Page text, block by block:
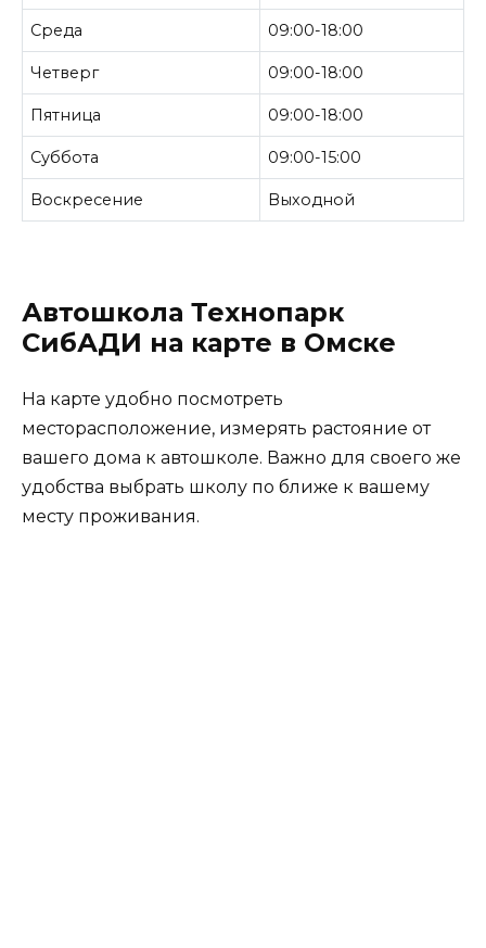
Среда 09:00-18:00
Четверг 09:00-18:00
Пятница 09:00-18:00
Суббота 09:00-15:00
Воскресение Выходной
Автошкола Технопарк
СибАДИ на карте в Омске
На карте удобно посмотреть
месторасположение, измерять растояние от
вашего дома к автошколе. Важно для своего же
удобства выбрать школу по ближе к вашему
месту проживания.